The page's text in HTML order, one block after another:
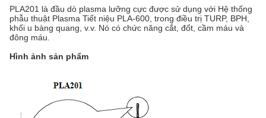
PLA201 là đầu dò plasma lưỡng cực được sử dụng với Hệ thống
phẫu thuật Plasma Tiết niệu PLA-600, trong điều trị TURP, BPH,
khối u bàng quang, v.v. Nó có chức năng cắt, đốt, cầm máu và
đông máu.
Hình ảnh sản phẩm